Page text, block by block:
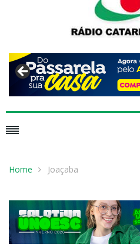
Home Joaçaba